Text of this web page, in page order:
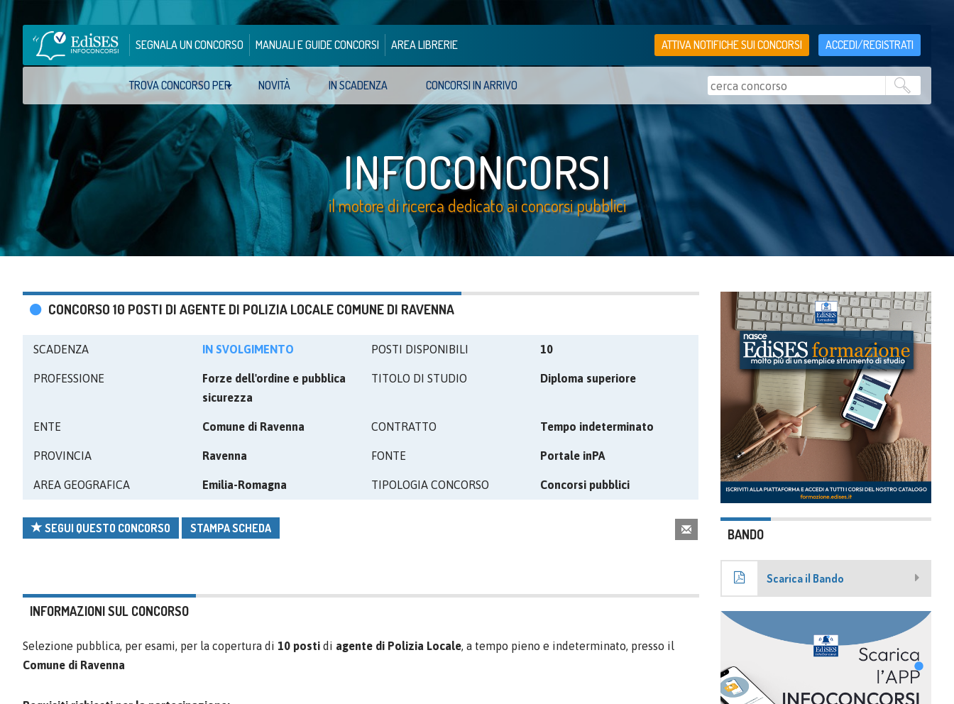
SEGNALA UN CONCORSO MANUALI E GUIDE CONCORSI AREA LIBRERIE ATTIVA NOTIFICHE SUI CONCORSI ACCEDI/REGISTRATI
TROVA CONCORSO PER NOVITÀ IN SCADENZA CONCORSI IN ARRIVO
INFOCONCORSI
il motore di ricerca dedicato ai concorsi pubblici
CONCORSO 10 POSTI DI AGENTE DI POLIZIA LOCALE COMUNE DI RAVENNA
SCADENZA IN SVOLGIMENTO POSTI DISPONIBILI 10
PROFESSIONE
Forze dell'ordine e pubblica
sicurezza
TITOLO DI STUDIO Diploma superiore
ENTE Comune di Ravenna CONTRATTO Tempo indeterminato
PROVINCIA Ravenna FONTE Portale inPA
AREA GEOGRAFICA Emilia-Romagna TIPOLOGIA CONCORSO Concorsi pubblici
SEGUI QUESTO CONCORSO STAMPA SCHEDA
INFORMAZIONI SUL CONCORSO
Selezione pubblica, per esami, per la copertura di 10 posti di agente di Polizia Locale, a tempo pieno e indeterminato, presso il
Comune di Ravenna
BANDO
Scarica il Bando